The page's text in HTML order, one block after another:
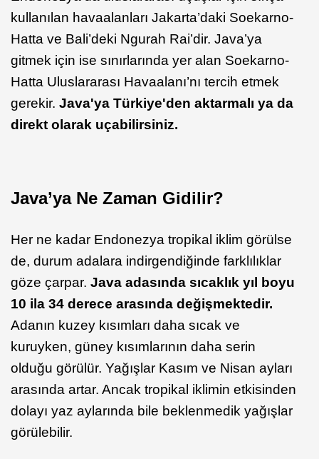
kullanılan havaalanları Jakarta’daki Soekarno-
Hatta ve Bali’deki Ngurah Rai’dir. Java’ya
gitmek için ise sınırlarında yer alan Soekarno-
Hatta Uluslararası Havaalanı’nı tercih etmek
gerekir. Java'ya Türkiye'den aktarmalı ya da
direkt olarak uçabilirsiniz.
Java’ya Ne Zaman Gidilir?
Her ne kadar Endonezya tropikal iklim görülse
de, durum adalara indirgendiğinde farklılıklar
göze çarpar. Java adasında sıcaklık yıl boyu
10 ila 34 derece arasında değişmektedir.
Adanın kuzey kısımları daha sıcak ve
kuruyken, güney kısımlarının daha serin
olduğu görülür. Yağışlar Kasım ve Nisan ayları
arasında artar. Ancak tropikal iklimin etkisinden
dolayı yaz aylarında bile beklenmedik yağışlar
görülebilir.